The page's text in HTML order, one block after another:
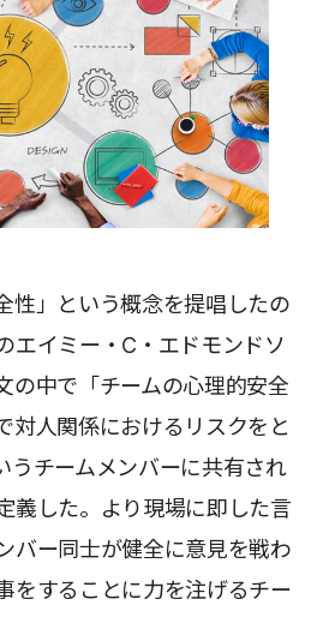
性」という概念を提唱したの
エイミー・C・エドモンドソ
の中で「チームの心理的安全
対人関係におけるリスクをと
うチームメンバーに共有され
義した。より現場に即した言
バー同士が健全に意見を戦わ
をすることに力を注げるチー